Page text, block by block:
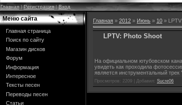
Главная|Регистрация|Вход
Меню сайта
Главная страница
Поиск по сайту
Магазин дисков
Форум
Информация
Интересное
Тексты песен
Переводы песен
Статьи
Главная » 2012 » Июнь » 10 »
LPTV: Photo Shoot
На официальном ютубовском
увидеть как проходила
является инструментальный трек
Просмотров : 2209 | Добавил: Sucre06